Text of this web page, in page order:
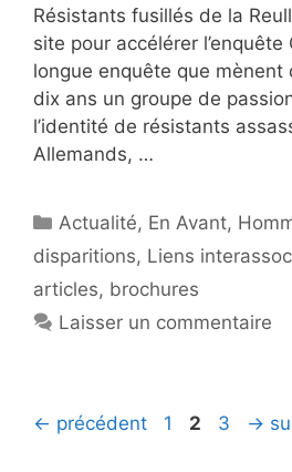
Résistants fusillés de la
site pour accélérer l’enquête
longue enquête que
dix ans un groupe de
l’identité de résistants
Allemands, …
Catégories
Actualité, En Avant,
disparitions, Liens
articles, brochures
Laisser un commentaire
Navigation
← précédent Page
1 Page
2 Page
3 →